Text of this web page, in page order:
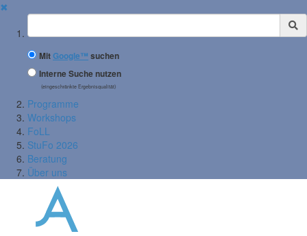
✖
Suchbegriff
MitGoogle™ suchen
Interne Suche nutzen
(eingeschränkte Ergebnisqualität)
Programme
Workshops
FoLL
StuFo 2026
Beratung
Über uns